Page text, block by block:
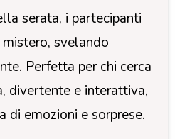
serata, i partecipanti
svelando
Perfetta per chi cerca
divertente e interattiva,
di emozioni e sorprese.